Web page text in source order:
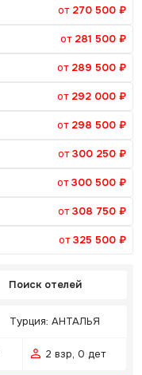
от 270 500 ₽
от 281 500 ₽
от 289 500 ₽
от 292 000 ₽
от 298 500 ₽
от 300 250 ₽
от 300 500 ₽
от 308 750 ₽
от 325 500 ₽
Поиск отелей
Турция: АНТАЛЬЯ
2 взр, 0 дет